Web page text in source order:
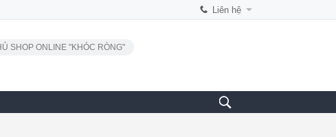
Liên hệ
SHOP ONLINE "KHÓC RÒNG"